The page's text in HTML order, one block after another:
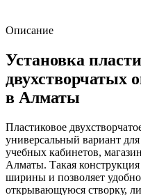
Описание
Установка
двухстворчатых
в Алматы
Пластиковое
универсальный вариант
учебных кабинетов,
Алматы. Такая
ширины и позволяет удобно
открывающуюся створку,